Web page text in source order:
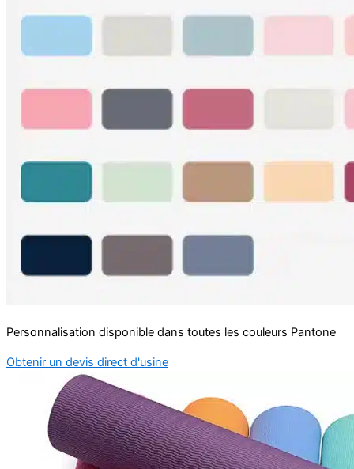
Personnalisation disponible dans toutes les couleurs Pantone
Obtenir un devis direct d'usine